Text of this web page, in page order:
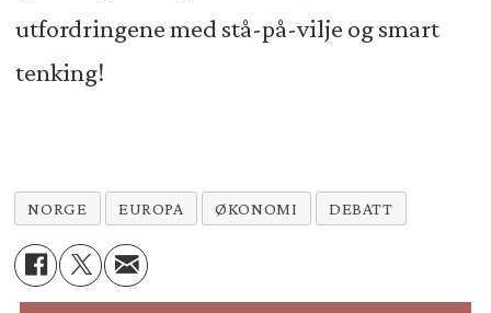
utfordringene med stå-på-vilje og smart
tenking!
NORGE EUROPA ØKONOMI DEBATT